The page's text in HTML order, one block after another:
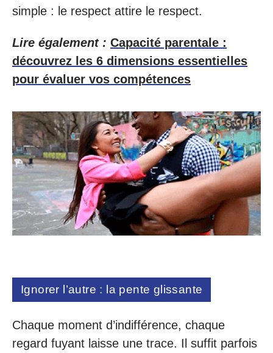
simple : le respect attire le respect.
Lire également : Capacité parentale :
découvrez les 6 dimensions essentielles
pour évaluer vos compétences
Ignorer l’autre : la pente glissante
Chaque moment d’indifférence, chaque
regard fuyant laisse une trace. Il suffit parfois